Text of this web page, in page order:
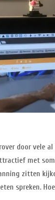
door vele al
met
zitten
spreken.